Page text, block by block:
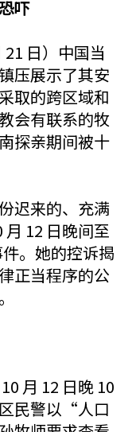
吓
21 日）中国当
压展示了其安
取的跨区域和
会有联系的牧
探亲期间被十
迟来的、充满
12 日晚间至
。她的控诉揭
正当程序的公
月 12 日晚 10
民警以“人口